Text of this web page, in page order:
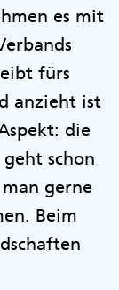
es mit
fürs
anzieht ist
die
schon
gerne
Beim